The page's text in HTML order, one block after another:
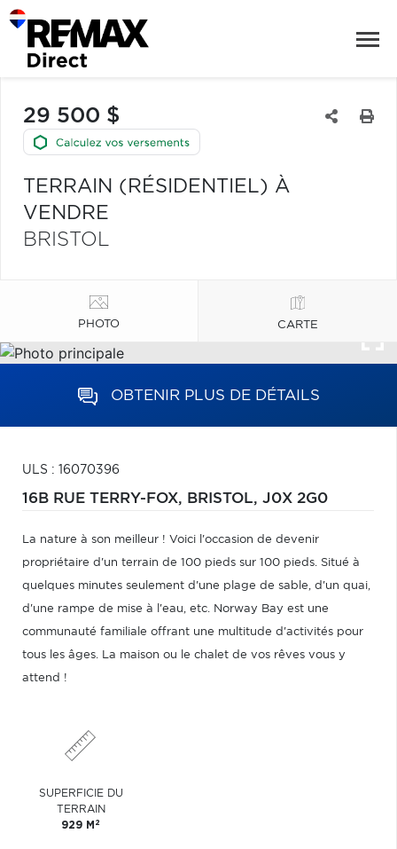
29 500 $
TERRAIN (RÉSIDENTIEL) À
VENDRE
BRISTOL
PHOTO CARTE
OBTENIR PLUS DE DÉTAILS
ULS : 16070396
16B RUE TERRY-FOX, BRISTOL, J0X 2G0
La nature à son meilleur ! Voici l'occasion de devenir
propriétaire d'un terrain de 100 pieds sur 100 pieds. Situé à
quelques minutes seulement d'une plage de sable, d'un quai,
d'une rampe de mise à l'eau, etc. Norway Bay est une
communauté familiale offrant une multitude d'activités pour
tous les âges. La maison ou le chalet de vos rêves vous y
attend !
SUPERFICIE DU
TERRAIN
929 M 2